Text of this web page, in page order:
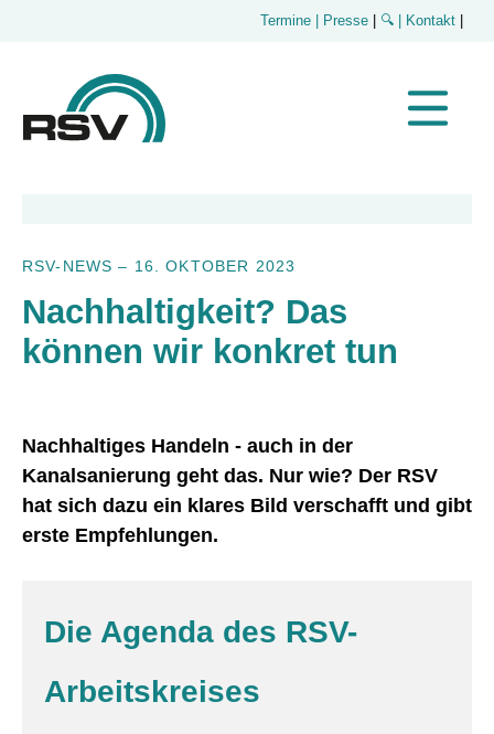
Termine | Presse 🔍 | Kontakt
RSV-NEWS – 16. OKTOBER 2023
Nachhaltigkeit? Das
können wir konkret tun
Nachhaltiges Handeln - auch in der
Kanalsanierung geht das. Nur wie? Der RSV
hat sich dazu ein klares Bild verschafft und gibt
erste Empfehlungen.
Die Agenda des RSV-
Arbeitskreises